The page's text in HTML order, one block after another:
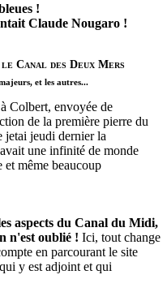
!
Claude Nougaro !
Canal des Deux Mers
et les autres...
Colbert, envoyée de
de la première pierre du
jetai jeudi dernier la
une infinité de monde
et même beaucoup
aspects du Canal du Midi,
n'est oublié ! Ici, tout change
en parcourant le site
qui y est adjoint et qui